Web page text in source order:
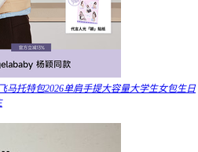
马托特包2026单肩手提大容量大学生女包生日